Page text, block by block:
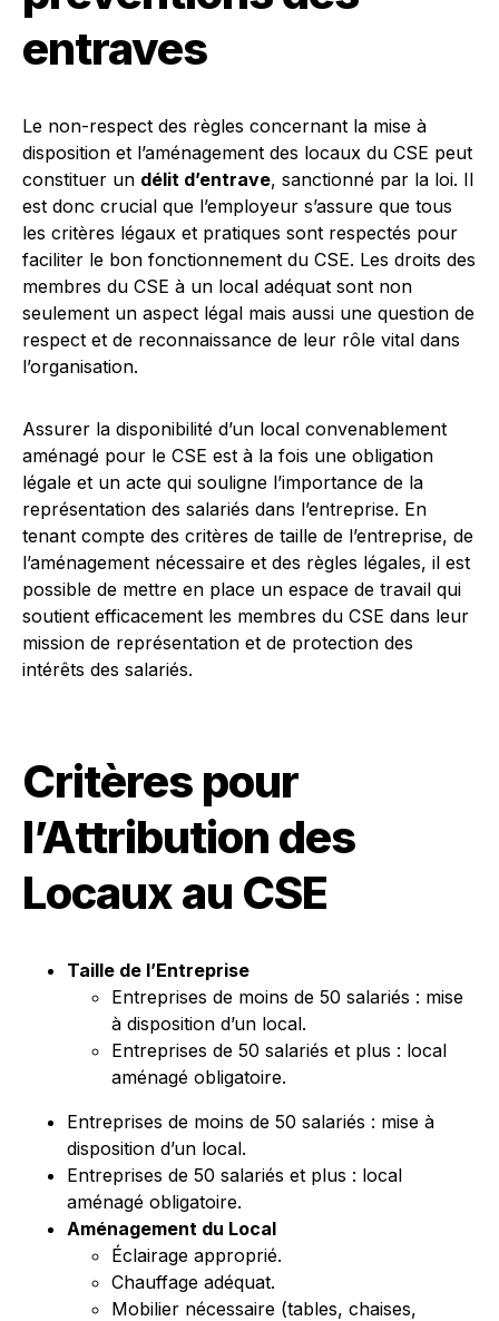
entraves
Le non-respect des règles concernant la mise à
disposition et l’aménagement des locaux du CSE peut
constituer un délit d’entrave, sanctionné par la loi. Il
est donc crucial que l’employeur s’assure que tous
les critères légaux et pratiques sont respectés pour
faciliter le bon fonctionnement du CSE. Les droits des
membres du CSE à un local adéquat sont non
seulement un aspect légal mais aussi une question de
respect et de reconnaissance de leur rôle vital dans
l’organisation.
Assurer la disponibilité d’un local convenablement
aménagé pour le CSE est à la fois une obligation
légale et un acte qui souligne l’importance de la
représentation des salariés dans l’entreprise. En
tenant compte des critères de taille de l’entreprise, de
l’aménagement nécessaire et des règles légales, il est
possible de mettre en place un espace de travail qui
soutient efficacement les membres du CSE dans leur
mission de représentation et de protection des
intérêts des salariés.
Critères pour
l’Attribution des
Locaux au CSE
Taille de l’Entreprise
Entreprises de moins de 50 salariés : mise
à disposition d’un local.
Entreprises de 50 salariés et plus : local
aménagé obligatoire.
Entreprises de moins de 50 salariés : mise à
disposition d’un local.
Entreprises de 50 salariés et plus : local
aménagé obligatoire.
Aménagement du Local
Éclairage approprié.
Chauffage adéquat.
Mobilier nécessaire (tables, chaises,